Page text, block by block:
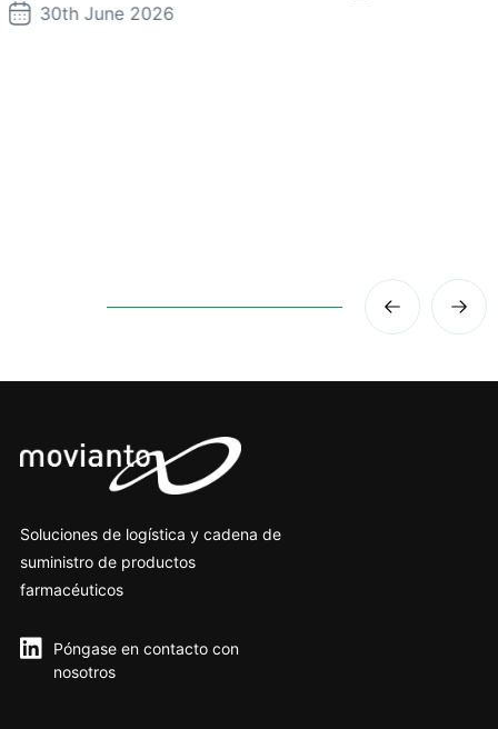
30th June 2026
Soluciones de logística y cadena de
suministro de productos
farmacéuticos
Póngase en contacto con
nosotros